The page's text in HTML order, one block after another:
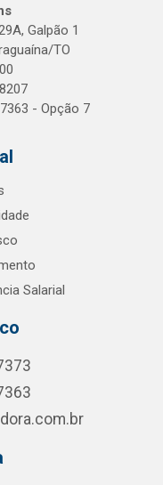
Galpão 1
TO
- Opção 7
Salarial